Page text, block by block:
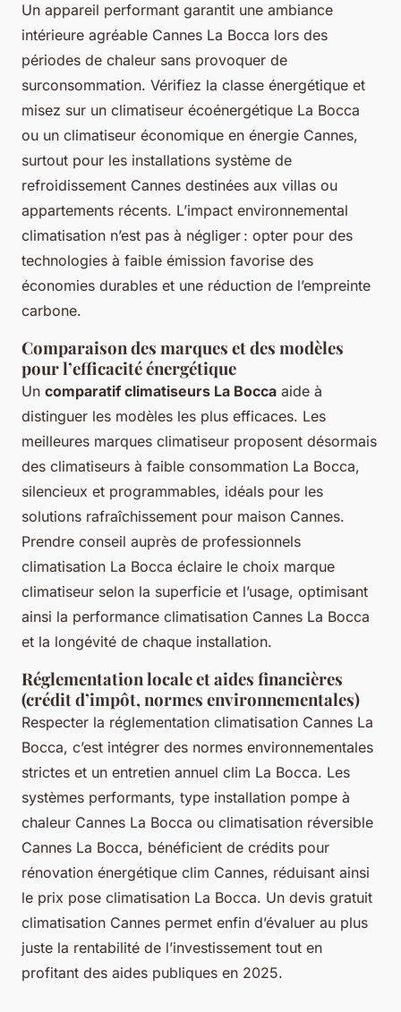
Un appareil performant garantit une ambiance
intérieure agréable Cannes La Bocca lors des
périodes de chaleur sans provoquer de
surconsommation. Vérifiez la classe énergétique et
misez sur un climatiseur écoénergétique La Bocca
ou un climatiseur économique en énergie Cannes,
surtout pour les installations système de
refroidissement Cannes destinées aux villas ou
appartements récents. L’impact environnemental
climatisation n’est pas à négliger : opter pour des
technologies à faible émission favorise des
économies durables et une réduction de l’empreinte
carbone.
Comparaison des marques et des modèles
pour l’efficacité énergétique
Un comparatif climatiseurs La Bocca aide à
distinguer les modèles les plus efficaces. Les
meilleures marques climatiseur proposent désormais
des climatiseurs à faible consommation La Bocca,
silencieux et programmables, idéals pour les
solutions rafraîchissement pour maison Cannes.
Prendre conseil auprès de professionnels
climatisation La Bocca éclaire le choix marque
climatiseur selon la superficie et l’usage, optimisant
ainsi la performance climatisation Cannes La Bocca
et la longévité de chaque installation.
Réglementation locale et aides financières
(crédit d’impôt, normes environnementales)
Respecter la réglementation climatisation Cannes La
Bocca, c’est intégrer des normes environnementales
strictes et un entretien annuel clim La Bocca. Les
systèmes performants, type installation pompe à
chaleur Cannes La Bocca ou climatisation réversible
Cannes La Bocca, bénéficient de crédits pour
rénovation énergétique clim Cannes, réduisant ainsi
le prix pose climatisation La Bocca. Un devis gratuit
climatisation Cannes permet enfin d’évaluer au plus
juste la rentabilité de l’investissement tout en
profitant des aides publiques en 2025.